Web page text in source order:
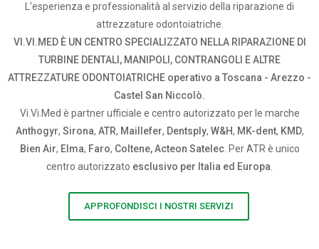
L'esperienza e professionalità al servizio della riparazione di
attrezzature odontoiatriche.
VI.VI.MED È UN CENTRO SPECIALIZZATO NELLA RIPARAZIONE DI
TURBINE DENTALI, MANIPOLI, CONTRANGOLI E ALTRE
ATTREZZATURE ODONTOIATRICHE operativo a Toscana - Arezzo -
Castel San Niccolò.
Vi.Vi.Med è partner ufficiale e centro autorizzato per le marche
Anthogyr, Sirona, ATR, Maillefer, Dentsply, W&H, MK-dent, KMD,
Bien Air, Elma, Faro, Coltene, Acteon Satelec. Per ATR è unico
centro autorizzato esclusivo per Italia ed Europa
APPROFONDISCI I NOSTRI SERVIZI